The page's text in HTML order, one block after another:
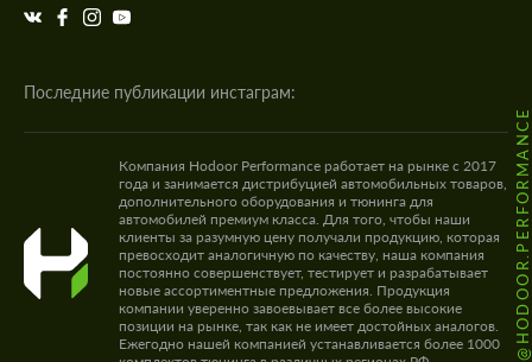
Последние публикации инстаграм:
@HODOOR.PERFORMANCE
Компания Hodoor Performance работает на рынке с 2017
года и занимается дистрибуцией автомобильных товаров,
дополнительного оборудования и тюнинга для
автомобилей премиум класса. Для того, чтобы наши
клиенты за разумную цену получали продукцию, которая
превосходит аналогичную по качеству, наша компания
постоянно совершенствует, тестирует и разрабатывает
новые ассортиментные предложения. Продукция
компании уверенно завоевывает все более высокие
позиции на рынке, так как не имеет достойных аналогов.
Ежегодно нашей компанией устанавливается более 1000